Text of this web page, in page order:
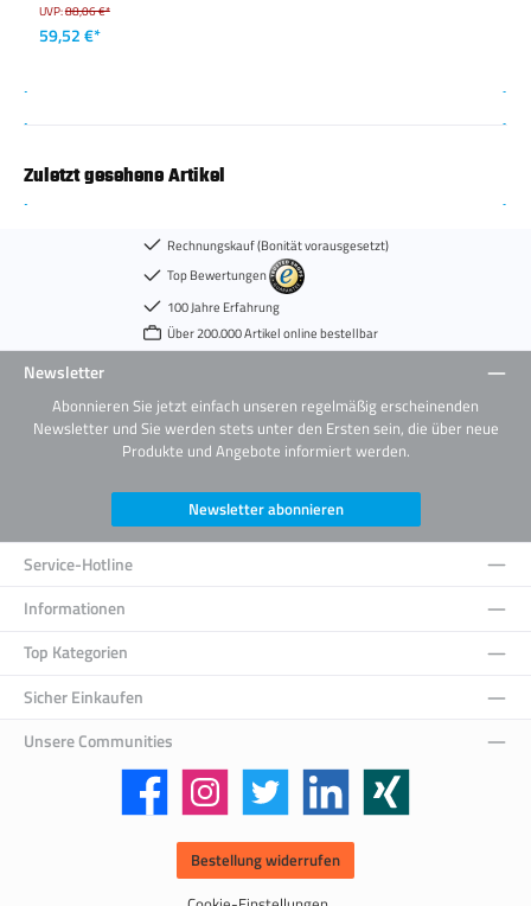
UVP:88,06 €*
59,52 €*
Zuletzt gesehene Artikel
Rechnungskauf (Bonität vorausgesetzt)
Top Bewertungen
100 Jahre Erfahrung
Über 200.000 Artikel online bestellbar
Newsletter
Abonnieren Sie jetzt einfach unseren regelmäßig erscheinenden
Newsletter und Sie werden stets unter den Ersten sein, die über neue
Produkte und Angebote informiert werden.
Newsletter abonnieren
Service-Hotline
Informationen
Top Kategorien
Sicher Einkaufen
Unsere Communities
Facebook Instagram Twitter LinkedIn Xing
Bestellung widerrufen